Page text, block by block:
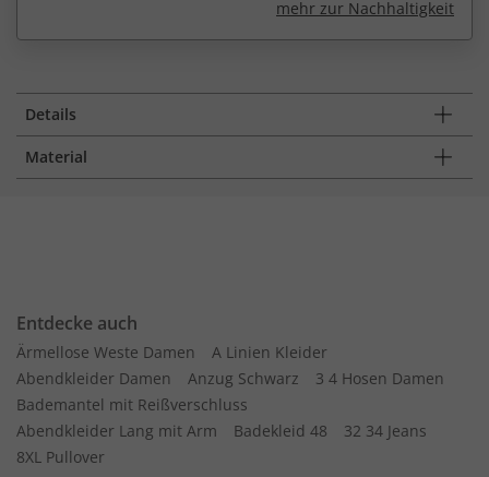
mehr zur Nachhaltigkeit
Details
Material
Entdecke auch
Ärmellose Weste Damen
A Linien Kleider
Abendkleider Damen
Anzug Schwarz
3 4 Hosen Damen
Bademantel mit Reißverschluss
Abendkleider Lang mit Arm
Badekleid 48
32 34 Jeans
8XL Pullover